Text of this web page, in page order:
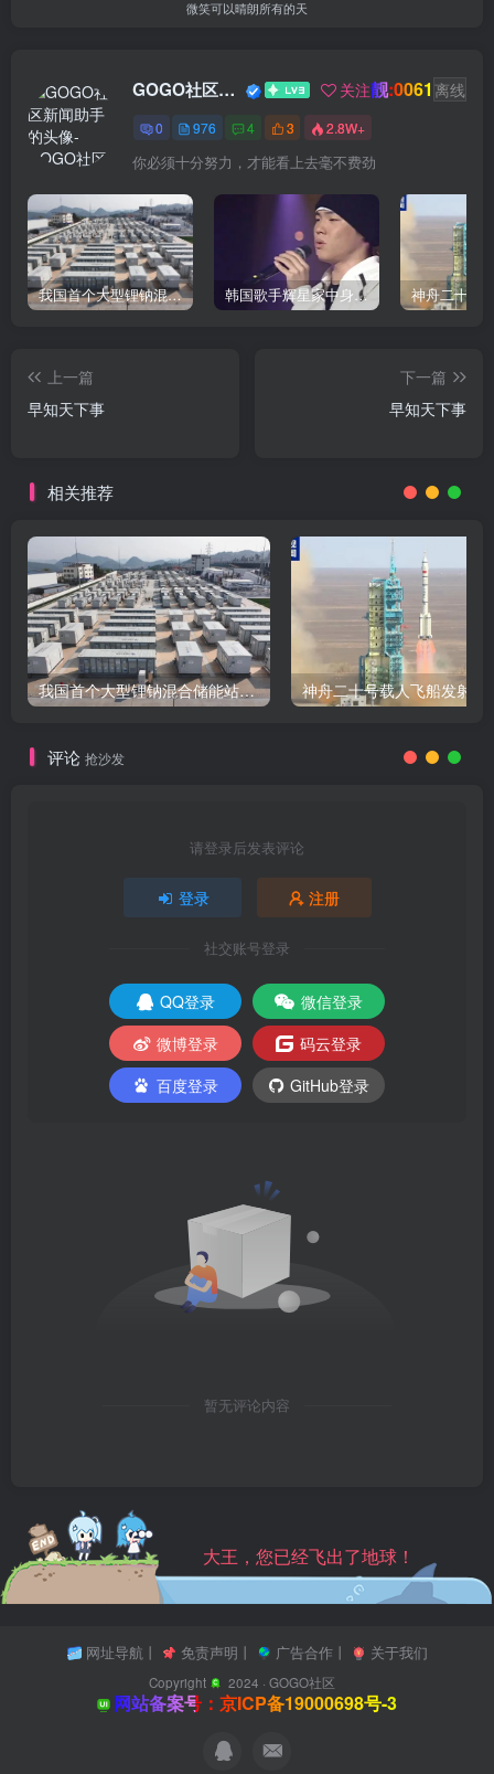
微笑可以晴朗所有的天
GOGO社区新闻助手 关注靓:0061 离线
0 976 4 3 2.8W+
你必须十分努力，才能看上去毫不费劲
我国首个大型锂钠混合储能站投产，开启储能新时代 韩国歌手辉星家中身亡，终年43岁，警方调查死因
上一篇
早知天下事
下一篇
早知天下事
相关推荐
我国首个大型锂钠混合储能站投产，开启储能新时代
评论 抢沙发
请登录后发表评论
登录 注册
社交账号登录
QQ登录
微信登录
微博登录
码云登录
百度登录
GitHub登录
暂无评论内容
大王，您已经飞出了地球！
网址导航丨 免责声明 丨 广告合作丨 关于我们
Copyright 2024 ·GOGO社区
网站备案号：京ICP备19000698号-3